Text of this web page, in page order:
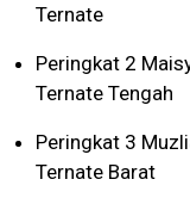
Ternate
Peringkat 2
Ternate Tengah
Peringkat 3
Ternate Barat